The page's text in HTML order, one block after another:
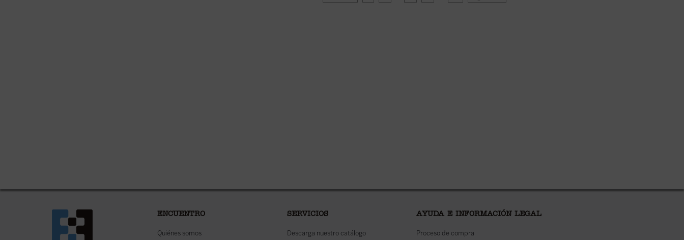
ENCUENTRO
Quiénes somos
SERVICIOS
Descarga nuestro catálogo
AYUDA E INFORMACIÓN LEGAL
Proceso de compra